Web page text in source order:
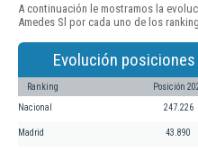
A continuación le mostramos la
Amedes Sl por cada uno de los
Evolución
Ranking Posición
Nacional 247.226
Madrid 43.890